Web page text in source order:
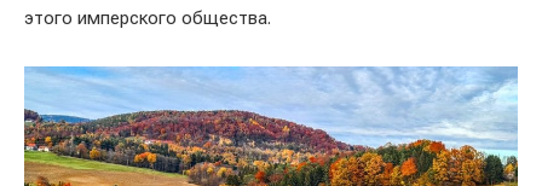
этого имперского общества.